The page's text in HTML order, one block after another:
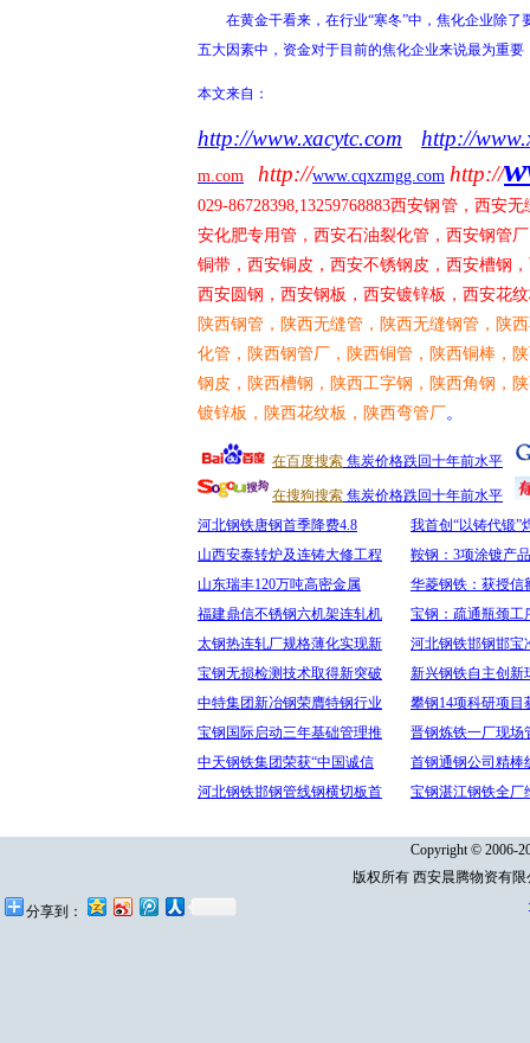
在黄金干看来，在行业“寒冬”中，焦化企业除了
五大因素中，资金对于目前的焦化企业来说最为重
本文来自：
http://www.xacytc.com http://
m.com http://www.cqxzmgg.com http://
029-86728398,13259768883西安钢管，西安无
安化肥专用管，西安石油裂化管，西安钢管
铜带，西安铜皮，西安不锈钢皮，西安槽钢
西安圆钢，西安钢板，西安镀锌板，西安花
陕西钢管，陕西无缝管，陕西无缝钢管，陕
化管，陕西钢管厂，陕西铜管，陕西铜棒，
钢皮，陕西槽钢，陕西工字钢，陕西角钢，
镀锌板，陕西花纹板，陕西弯管厂。
在百度搜索 焦炭价格跌回十年前水平
在搜狗搜索 焦炭价格跌回十年前水平
河北钢铁唐钢首季降费4.8
山西安泰转炉及连铸大修工程
山东瑞丰120万吨高密金属
福建鼎信不锈钢六机架连轧机
太钢热连轧厂规格薄化实现新
宝钢无损检测技术取得新突破
中特集团新冶钢荣膺特钢行业
宝钢国际启动三年基础管理推
中天钢铁集团荣获“中国诚信
河北钢铁邯钢管线钢横切板首
我首创“以铸代锻”
鞍钢：3项涂镀产
华菱钢铁：获授信
宝钢：疏通瓶颈工
河北钢铁邯钢邯宝
新兴钢铁自主创新
攀钢14项科研项目
晋钢炼铁一厂现场
首钢通钢公司精棒
宝钢湛江钢铁全厂
Copyright © 2006-
版权所有 西安晨腾物资有
分享到：